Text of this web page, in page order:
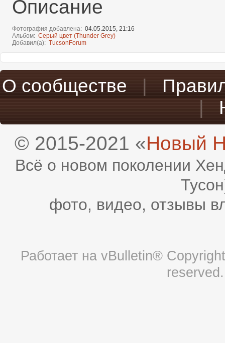
Описание
Фотография добавлена 04.05.2015, 21:16
Альбом
Серый цвет (Thunder Grey)
Добавил(а)
TucsonForum
О сообществе
© 2015-2021 «Новый
Всё о новом поколении
фото, видео, отзывы
Работает на vBulletin®